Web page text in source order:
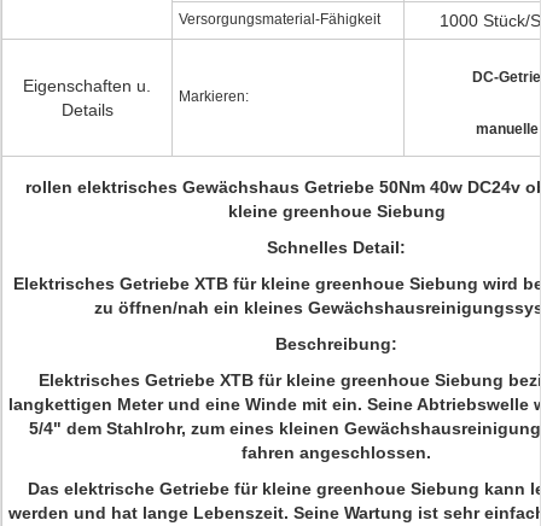
Versorgungsmaterial-Fähigkeit 1000 Stück/
Eigenschaften u.
Details
Markieren:
DC-
rollen elektrisches Gewächshaus Getriebe 50Nm 40w DC24v
kleine greenhoue Siebung
Schnelles Detail:
Elektrisches Getriebe XTB für kleine greenhoue Siebung wird
zu öffnen/nah ein kleines
Beschreibung:
Elektrisches Getriebe XTB für kleine greenhoue Siebung
langkettigen Meter und eine Winde mit ein. Seine Abtriebswelle
5/4" dem Stahlrohr, zum eines kleinen
fahren angeschlossen.
Das elektrische Getriebe für kleine greenhoue Siebung kann
werden und hat lange Lebenszeit. Seine Wartung ist sehr